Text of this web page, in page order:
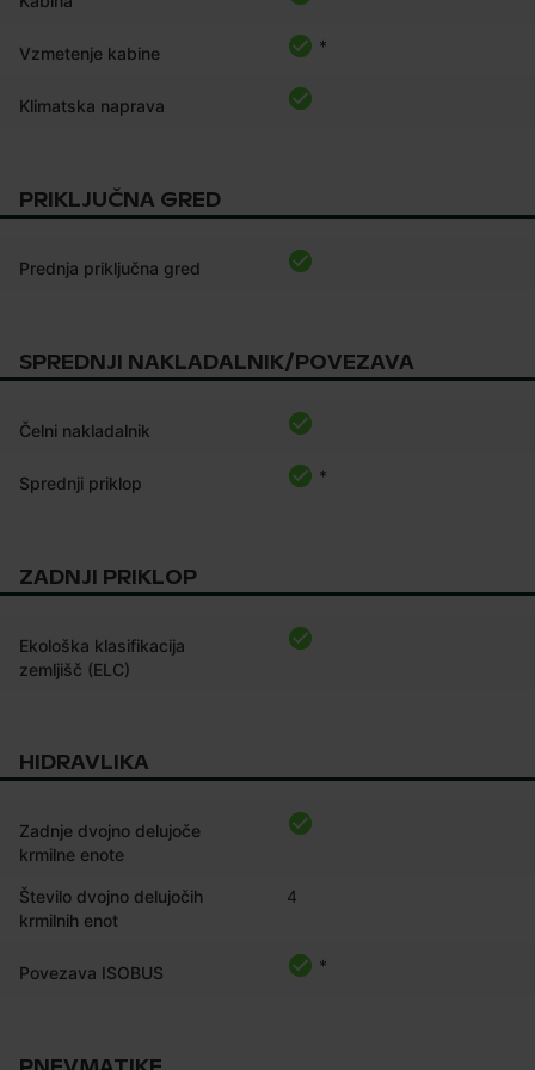
Vzmetenje kabine *
Klimatska naprava
PRIKLJUČNA GRED
Prednja priključna gred
SPREDNJI NAKLADALNIK/POVEZAVA
Čelni nakladalnik
Sprednji priklop *
ZADNJI PRIKLOP
Ekološka klasifikacija
zemljišč (ELC)
HIDRAVLIKA
Zadnje dvojno delujoče
krmilne enote
Število dvojno delujočih
krmilnih enot
4
Povezava ISOBUS *